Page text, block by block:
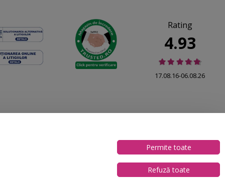
Rating
4.93
17.08.16-06.08.26
Permite toate
Refuză toate